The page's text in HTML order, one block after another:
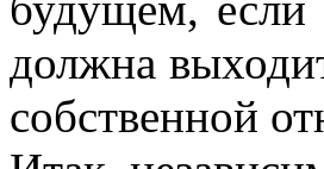
должна
собственной